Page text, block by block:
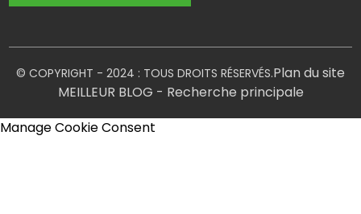
© COPYRIGHT - 2024 : TOUS DROITS RÉSERVÉS.Plan du site
MEILLEUR BLOG - Recherche principale
Manage Cookie Consent